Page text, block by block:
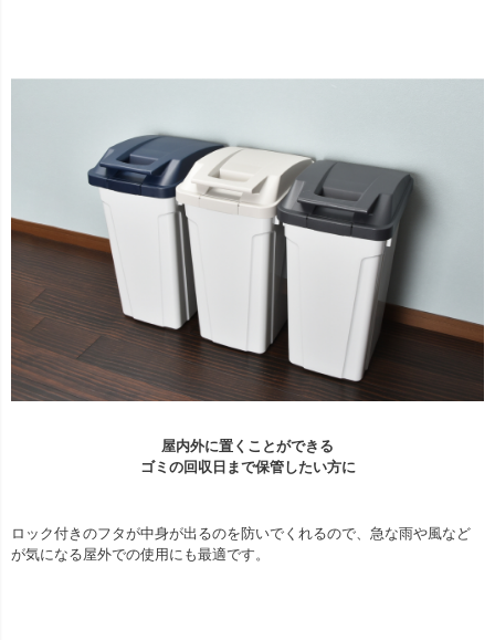
屋内外に置くことができる
ゴミの回収日まで保管したい方に
ロック付きのフタが中身が出るのを防いでくれるので、急な雨や風など
が気になる屋外での使用にも最適です。